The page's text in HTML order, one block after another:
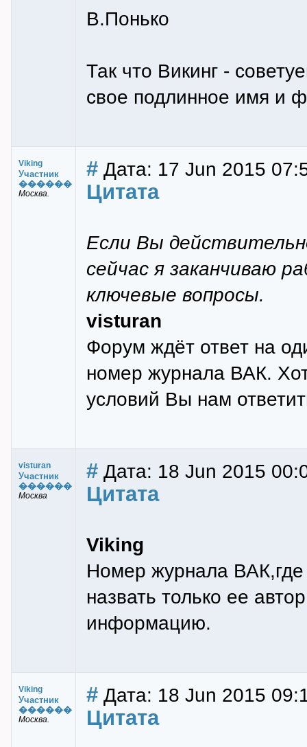
В.Понько
Так что Викинг -
свое подлинное имя и
Viking
Участник
������
Москва.
# Дата: 17 Jun 2015
Цитата
Если Вы
сейчас я заканчиваю
ключевые вопросы.
visturan
Форум ждёт ответ на
номер журнала ВАК.
условий Вы нам
visturan
Участник
������
Москва
# Дата: 18 Jun 2015
Цитата
Viking
Номер журнала
назвать только ее
информацию.
Viking
Участник
������
Москва.
# Дата: 18 Jun 2015
Цитата